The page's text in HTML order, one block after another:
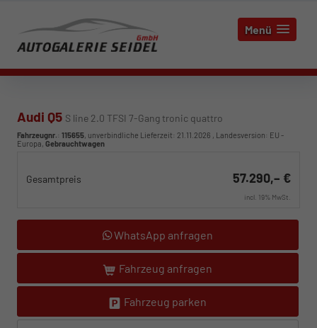
Menü
Audi Q5 S line 2.0 TFSI 7-Gang tronic quattro
Fahrzeugnr.: 115655, unverbindliche Lieferzeit: 21.11.2026 , Landesversion: EU -
Europa, Gebrauchtwagen
Gesamtpreis 57.290,– €
incl. 19% MwSt.
WhatsApp anfragen
Fahrzeug anfragen
Fahrzeug parken